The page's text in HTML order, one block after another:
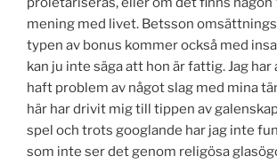
mening med livet. Betsson
typen av bonus kommer också med
kan ju inte säga att hon är fattig. Jag
haft problem av något slag med mina
här har drivit mig till tippen av
spel och trots googlande har jag inte
som inte ser det genom religösa